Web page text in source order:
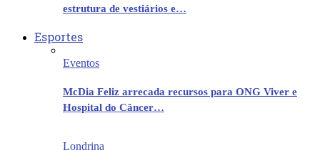
estrutura de vestiários e…
Esportes
Eventos
McDia Feliz arrecada recursos para ONG Viver e
Hospital do Câncer…
Londrina